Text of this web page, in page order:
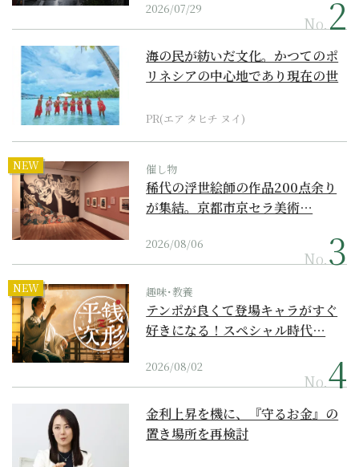
2026/07/29
No.
海の民が紡いだ文化。かつてのポ
リネシアの中心地であり現在の世
PR(エア タヒチ ヌイ)
NEW 催し物
稀代の浮世絵師の作品200点余り
が集結。京都市京セラ美術…
2026/08/06
No.
NEW 趣味･教養
テンポが良くて登場キャラがすぐ
好きになる！スペシャル時代…
2026/08/02
No.
金利上昇を機に、『守るお金』の
置き場所を再検討